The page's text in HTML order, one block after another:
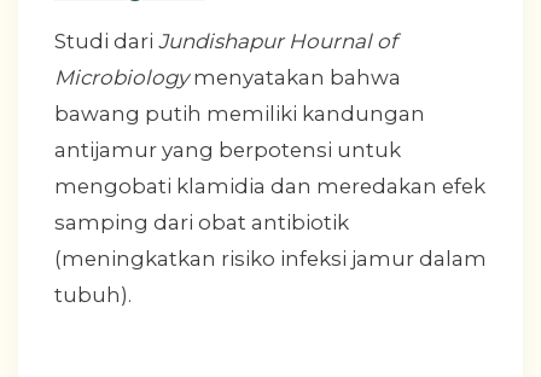
Studi dari Jundishapur Hournal of
Microbiologymenyatakan bahwa
bawang putih memiliki kandungan
antijamur yang berpotensi untuk
mengobati klamidia dan meredakan efek
samping dari obat antibiotik
(meningkatkan risiko infeksi jamur dalam
tubuh).